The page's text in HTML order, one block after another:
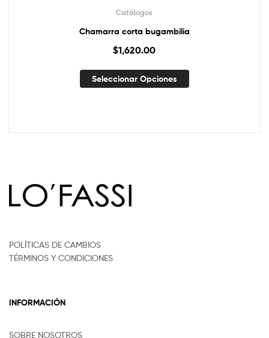
Catálogos
Chamarra corta bugambilia
$1,620.00
Seleccionar Opciones
POLÍTICAS DE CAMBIOS
TÉRMINOS Y CONDICIONES
INFORMACIÓN
SOBRE NOSOTROS